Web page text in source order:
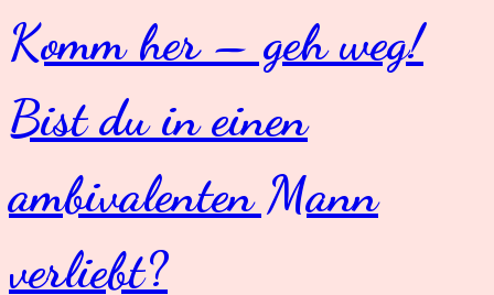
und
Komm her – geh weg!
Bist du in einen
ambivalenten Mann
verliebt?